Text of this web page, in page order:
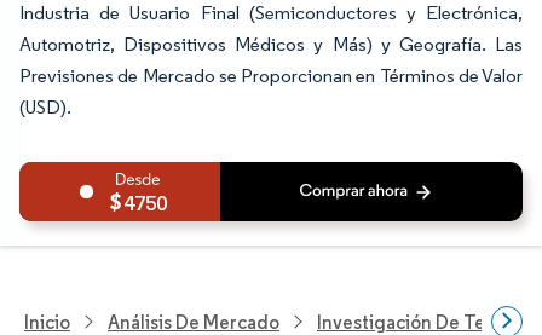
Industria de Usuario Final (Semiconductores y Electrónica,
Automotriz, Dispositivos Médicos y Más) y Geografía. Las
Previsiones de Mercado se Proporcionan en Términos de Valor
(USD).
4750
Inicio Análisis De Mercado Investigación De